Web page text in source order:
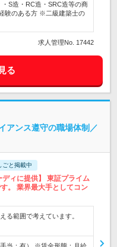
S造・RC造・SRC造等の商
験のある方 ※二級建築士の
求人管理No. 17442
る
アンス遵守の職場体制／
ごと掲載中
ディに提供】 東証プライム
。 業界最大手としてコン
る範囲で考えています。